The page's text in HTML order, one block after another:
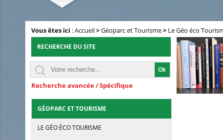
Vous êtes ici :Accueil>Géoparc et Tourisme> Le Géo éco
RECHERCHE DU SITE
Recherche avancée / Spécifique
GÉOPARC ET TOURISME
LE GÉO ÉCO TOURISME